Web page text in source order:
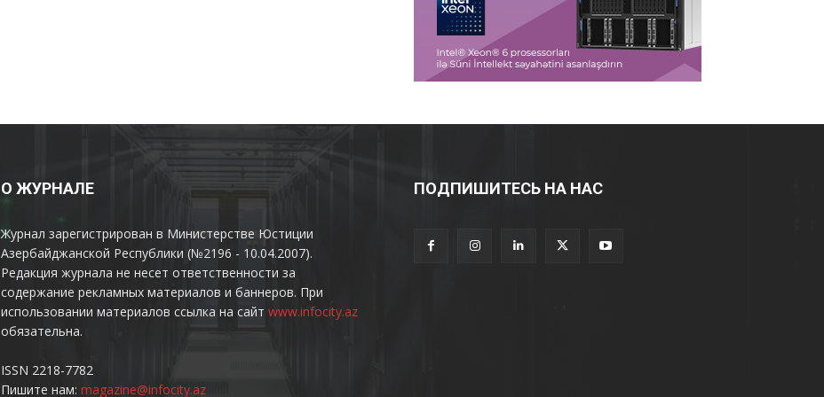
О ЖУРНАЛЕ
Журнал зарегистрирован в Министерстве Юстиции
Азербайджанской Республики (№2196 - 10.04.2007).
Редакция журнала не несет ответственности за
содержание рекламных материалов и баннеров. При
использовании материалов ссылка на сайт www.infocity.az
обязательна.
ISSN 2218-7782
Пишите нам: magazine@infocity.az
ПОДПИШИТЕСЬ НА НАС